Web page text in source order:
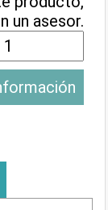
un asesor.